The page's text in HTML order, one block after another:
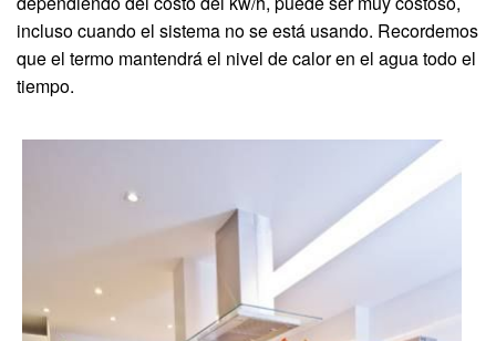
incluso cuando el sistema no se está usando. Recordemos
que el termo mantendrá el nivel de calor en el agua todo el
tiempo.